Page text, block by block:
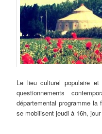
Le lieu culturel populaire
questionnements
départemental programme la
se mobilisent jeudi à 16h,